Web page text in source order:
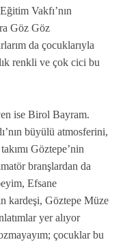
Vakfı’nın
Göz Göz
da çocuklarıyla
renkli ve çok cici bu
ise Birol Bayram.
büyülü atmosferini,
Göztepe’nin
branşlardan da
Efsane
kardeşi, Göztepe Müze
yer alıyor
çocuklar bu